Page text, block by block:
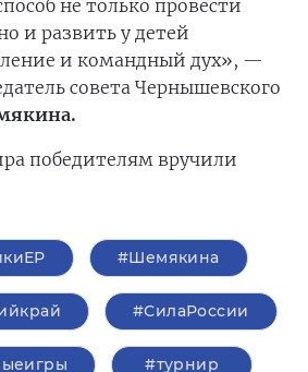
не только провести
и развить у детей
и командный дух», —
совета Чернышевского
победителям вручили
#Шемякина
#СилаРоссии
#турнир